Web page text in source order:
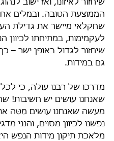
שיחזור לאיזונו, ואז ישוב
הממוצעת הטובה. ובמלים
שחקלאי מיישר את גדילת
לעקמימות, במתיחתו לכיוון
שיחזור לגדול באופן ישר –
גם במידות.
מדרכו של רבנו עולה, כי
שאנחנו עושים יש חשיבות!
מעשה שאנחנו עושים מַטֶּה
נפשנו לכיוון מסוים, והנני
מלאכת תיקון מידות הנפש